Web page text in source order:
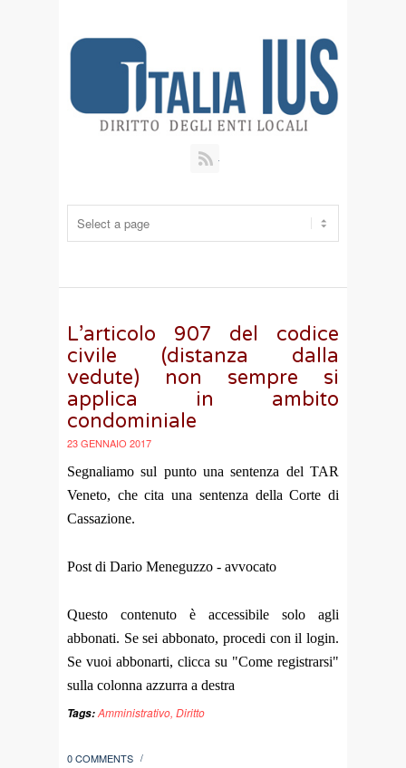
L’articolo 907 del codice
civile (distanza dalla
vedute) non sempre si
applica in ambito
condominiale
23 GENNAIO 2017
Segnaliamo sul punto una sentenza del TAR
Veneto, che cita una sentenza della Corte di
Cassazione.
Post di Dario Meneguzzo - avvocato
Questo contenuto è accessibile solo agli
abbonati. Se sei abbonato, procedi con il login.
Se vuoi abbonarti, clicca su "Come registrarsi"
sulla colonna azzurra a destra
Tags:Amministrativo, Diritto
0 COMMENTS /